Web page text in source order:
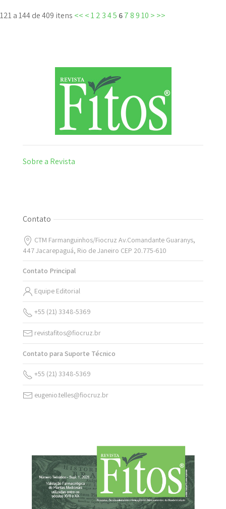
121 a 144 de 409 itens << <12 345 678910 > >>
Sobre a Revista
Contato
CTM Farmanguinhos/Fiocruz Av.Comandante Guaranys,
447 Jacarepaguá, Rio de Janeiro CEP 20.775-610
Contato Principal
Equipe Editorial
+55 (21) 3348-5369
revistafitos@fiocruz.br
Contato para Suporte Técnico
+55 (21) 3348-5369
eugenio.telles@fiocruz.br